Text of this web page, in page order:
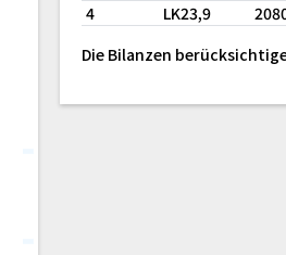
4
LK23,9
Die Bilanzen